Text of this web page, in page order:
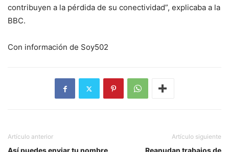
contribuyen a la pérdida de su conectividad”, explicaba a la
BBC.
Con información de Soy502
Artículo anterior Artículo siguiente